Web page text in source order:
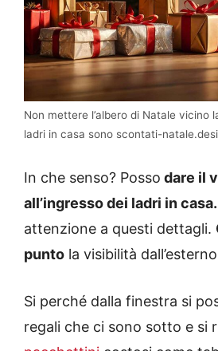
Non mettere l’albero di Natale vicino
ladri in casa sono scontati-
In che senso? Posso dare il
all’ingresso dei ladri in casa.
attenzione a questi dettagli.
punto la visibilità
Si perché dalla finestra si
regali che ci sono sotto e si